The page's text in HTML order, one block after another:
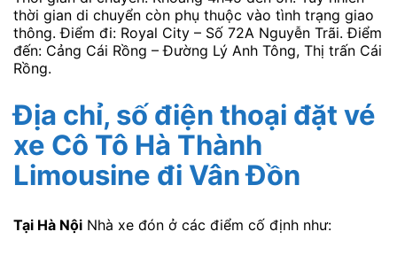
thời gian di chuyển còn phụ thuộc vào tình trạng giao
thông. Điểm đi: Royal City – Số 72A Nguyễn Trãi. Điểm
đến: Cảng Cái Rồng – Đường Lý Anh Tông, Thị trấn Cái
Rồng.
Địa chỉ, số điện thoại đặt vé
xe Cô Tô Hà Thành
Limousine đi Vân Đồn
Tại Hà Nội Nhà xe đón ở các điểm cố định như: